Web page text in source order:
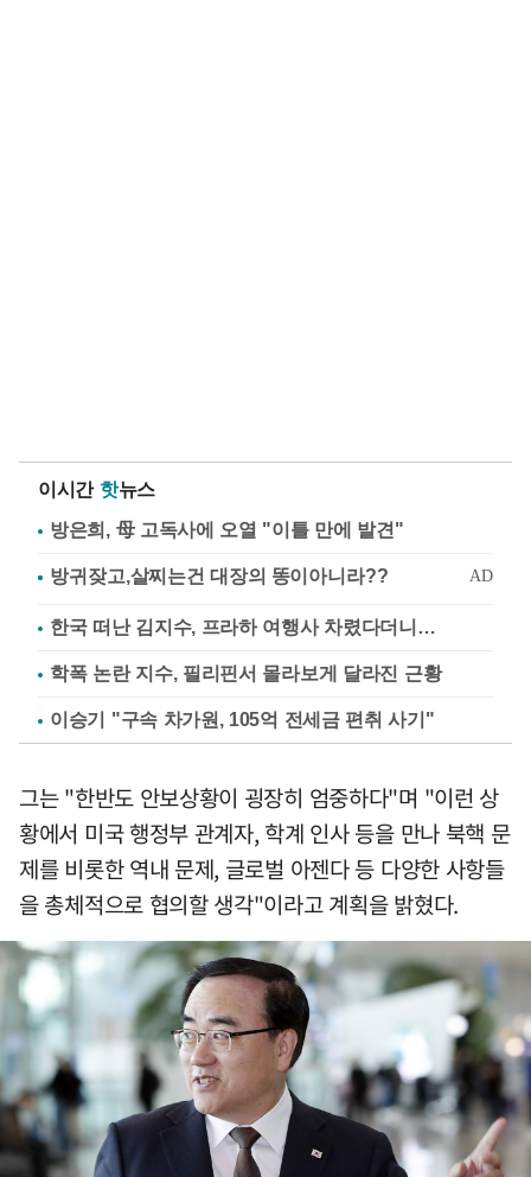
이시간 핫뉴스
방은희, 母 고독사에 오열 "이틀 만에 발견"
한국 떠난 김지수, 프라하 여행사 차렸다더니…
학폭 논란 지수, 필리핀서 몰라보게 달라진 근황
이승기 "구속 차가원, 105억 전세금 편취 사기"
그는 "한반도 안보상황이 굉장히 엄중하다"며 "이런 상
황에서 미국 행정부 관계자, 학계 인사 등을 만나 북핵 문
제를 비롯한 역내 문제, 글로벌 아젠다 등 다양한 사항들
을 총체적으로 협의할 생각"이라고 계획을 밝혔다.